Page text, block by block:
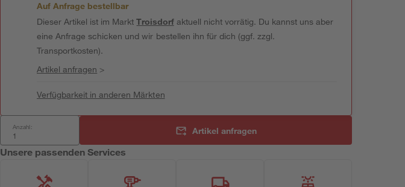
Auf Anfrage bestellbar
Dieser Artikel ist im MarktTroisdorfaktuell nicht vorrätig. Du kannst uns aber
eine Anfrage schicken und wir bestellen ihn für dich (ggf. zzgl.
Transportkosten).
Artikel anfragen >
Verfügbarkeit in anderen Märkten
Anzahl: Artikel anfragen
Unsere passenden Services